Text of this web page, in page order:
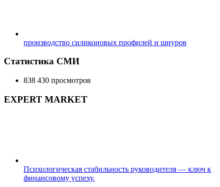
производство силиконовых профилей и шнуров
Статистика СМИ
838 430 просмотров
EXPERT MARKET
Психологическая стабильность руководителя — ключ к
финансовому успеху.